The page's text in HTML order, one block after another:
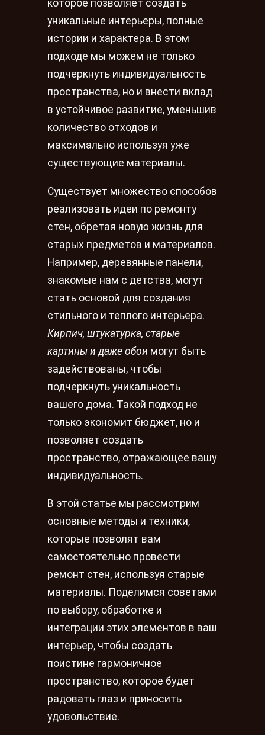
которое позволяет создать
уникальные интерьеры, полные
истории и характера. В этом
подходе мы можем не только
подчеркнуть индивидуальность
пространства, но и внести вклад
в устойчивое развитие, уменьшив
количество отходов и
максимально используя уже
существующие материалы.
Существует множество способов
реализовать идеи по ремонту
стен, обретая новую жизнь для
старых предметов и материалов.
Например, деревянные панели,
знакомые нам с детства, могут
стать основой для создания
стильного и теплого интерьера.
Кирпич, штукатурка, старые
картины и даже обои могут быть
задействованы, чтобы
подчеркнуть уникальность
вашего дома. Такой подход не
только экономит бюджет, но и
позволяет создать
пространство, отражающее вашу
индивидуальность.
В этой статье мы рассмотрим
основные методы и техники,
которые позволят вам
самостоятельно провести
ремонт стен, используя старые
материалы. Поделимся советами
по выбору, обработке и
интеграции этих элементов в ваш
интерьер, чтобы создать
поистине гармоничное
пространство, которое будет
радовать глаз и приносить
удовольствие.